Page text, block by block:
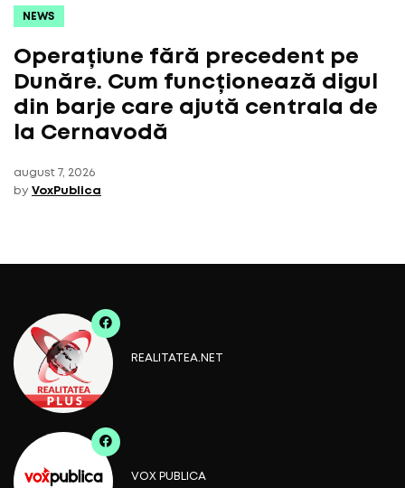
NEWS
Operațiune fără precedent pe
Dunăre. Cum funcționează digul
din barje care ajută centrala de
la Cernavodă
august 7, 2026
by VoxPublica
REALITATEA.NET
VOX PUBLICA